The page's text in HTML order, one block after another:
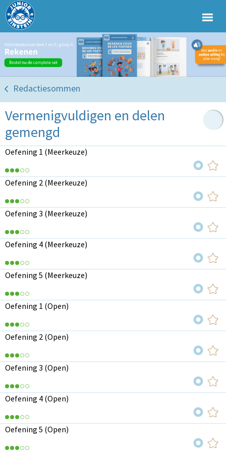
Redactiesommen
Vermenigvuldigen en delen
gemengd
Oefening 1 (Meerkeuze)
Oefening 2 (Meerkeuze)
Oefening 3 (Meerkeuze)
Oefening 4 (Meerkeuze)
Oefening 5 (Meerkeuze)
Oefening 1 (Open)
Oefening 2 (Open)
Oefening 3 (Open)
Oefening 4 (Open)
Oefening 5 (Open)